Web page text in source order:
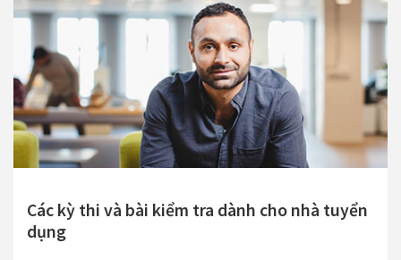
Các kỳ thi và bài kiểm tra dành cho nhà tuyển
dụng